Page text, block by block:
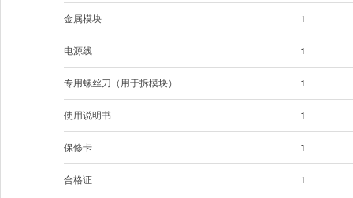
金属模块
电源线
专用螺丝刀（用于拆模块）
使用说明书
保修卡
合格证
1
1
1
1
1
1